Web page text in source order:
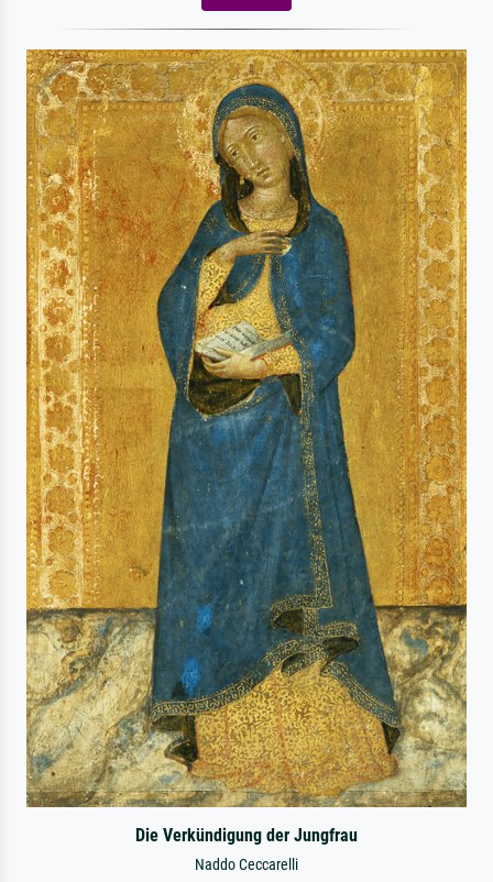
Die Verkündigung der Jungfrau
Naddo Ceccarelli